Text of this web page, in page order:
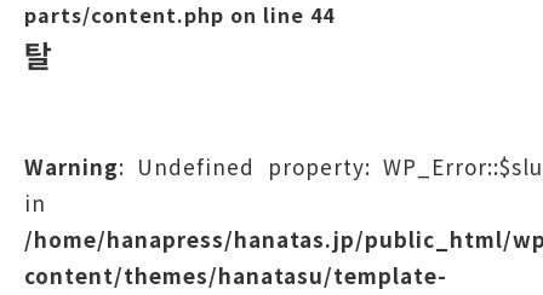
parts/content.php on line 44
탈
Warning: Undefined property:
in
/home/hanapress/hanatas.jp/public_html/
content/themes/hanatasu/template-